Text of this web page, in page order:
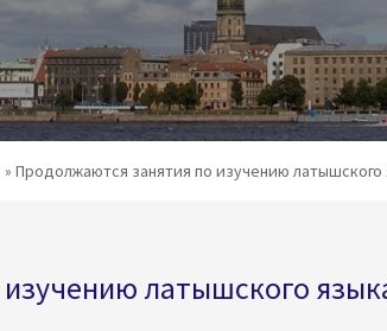
» Продолжаются занятия по изучению
латышского